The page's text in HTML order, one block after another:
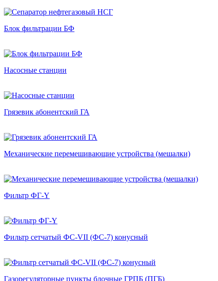
Блок фильтрации БФ
Насосные станции
Грязевик абонентский ГА
Механические перемешивающие устройства (мешалки)
Фильтр ФГ-Y
Фильтр сетчатый ФС-VII (ФС-7) конусный
Газорегуляторные пункты блочные ГРПБ (ПГБ)